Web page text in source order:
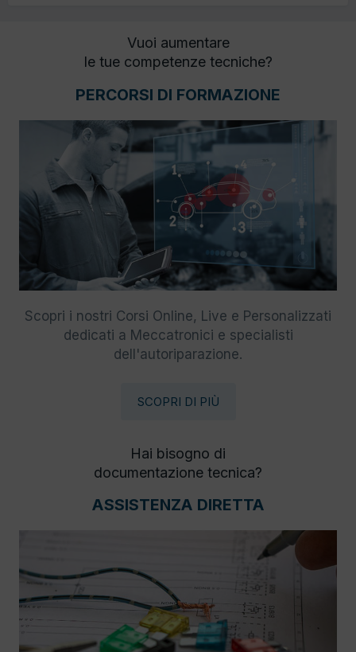
Vuoi aumentare
le tue competenze tecniche?
PERCORSI DI FORMAZIONE
Scopri i nostri Corsi Online, Live e Personalizzati
dedicati a Meccatronici e specialisti
dell'autoriparazione.
SCOPRI DI PIÙ
Hai bisogno di
documentazione tecnica?
ASSISTENZA DIRETTA